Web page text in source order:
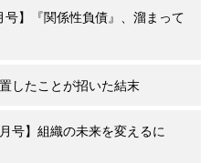
】『関係性負債』、溜まって
したことが招いた結末
号】組織の未来を変えるに